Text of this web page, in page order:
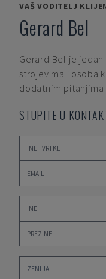
VAŠ VODITELJ
Gerard Bel
Gerard Bel je jedan
strojevima i osoba
dodatnim pitanjima
STUPITE U